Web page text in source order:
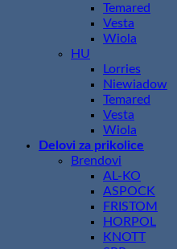
Temared
Vesta
Wiola
HU
Lorries
Niewiadow
Temared
Vesta
Wiola
Delovi za prikolice
Brendovi
AL-KO
ASPOCK
FRISTOM
HORPOL
KNOTT